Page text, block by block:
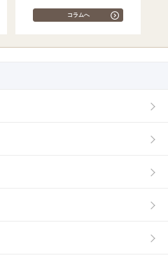
コラムへ